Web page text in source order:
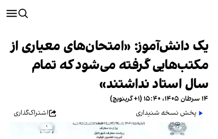
یک دانش‌آموز: «امتحان‌های معیاری از
مکتب‌هایی گرفته می‌شود که تمام
سال استاد نداشتند»
۱۴ سرطان ۱۴۰۵، ۱۵:۴۰ (‎+۱ گرینویچ)
پخش نسخه شنیداری
اشتراک‌گذاری